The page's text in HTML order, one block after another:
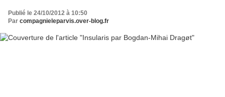
Publié le 24/10/2012 à 10:50
Par compagnieleparvis.over-blog.fr